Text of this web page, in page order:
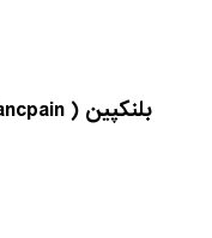
بلنکپین ( Blancpain )